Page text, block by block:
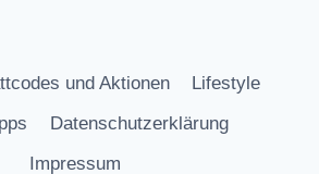
und Aktionen
Lifestyle
Datenschutzerklärung
Impressum